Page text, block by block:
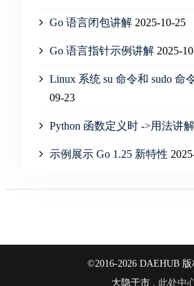
Go 语言闭包讲解 2025-10-25
Go 语言指针示例讲解 2025-
Linux 系统 su 命令和 sudo 命
09-23
Python 函数定义时 ->用法讲解
示例展示 Go 1.25 新特性
©2016-2026 DAEHUB
大隐于市 . 此处中